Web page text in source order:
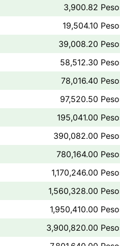
3,900.82
19,504.10
39,008.20
58,512.30
78,016.40
97,520.50
195,041.00
390,082.00
780,164.00
1,170,246.00
1,560,328.00
1,950,410.00
3,900,820.00